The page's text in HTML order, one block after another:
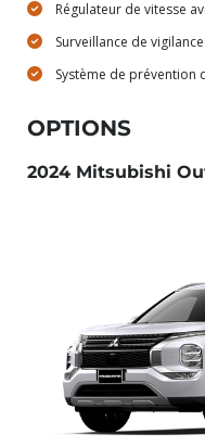
Régulateur de vitesse
Surveillance de
Système de prévention
OPTIONS
2024 Mitsubishi